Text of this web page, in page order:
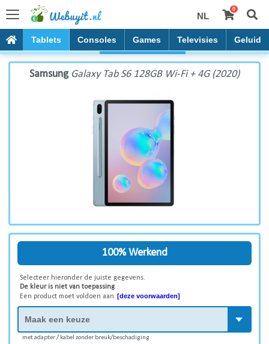
NL
0
Tablets Consoles Games Televisies Geluid
Samsung Galaxy Tab S6 128GB Wi-Fi + 4G (2020)
Samsung Galaxy Tab S6 128GB Wi-Fi + 4G (2020)
100% Werkend
Selecteer hieronder de juiste gegevens.
De kleur is niet van toepassing
Een product moet voldoen aan [deze voorwaarden]
met adapter / kabel zonder breuk/beschadiging